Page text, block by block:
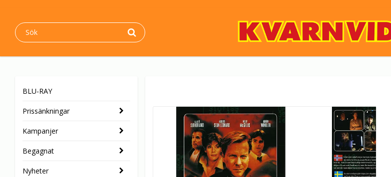
BLU-RAY
Prissänkningar
Kampanjer
Begagnat
Nyheter